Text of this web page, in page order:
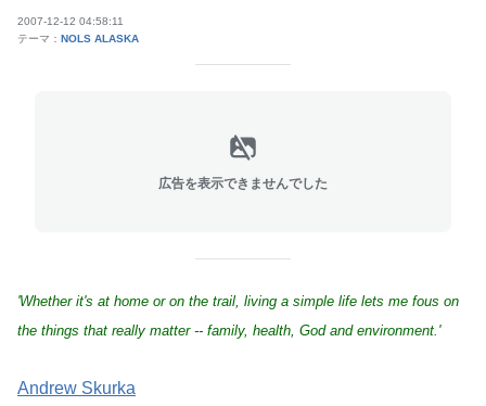
2007-12-12 04:58:11
テーマ： NOLS ALASKA
広告を表示できませんでした
'Whether it's at home or on the trail, living a simple life lets me fous on
the things that really matter -- family, health, God and environment.'
Andrew Skurka